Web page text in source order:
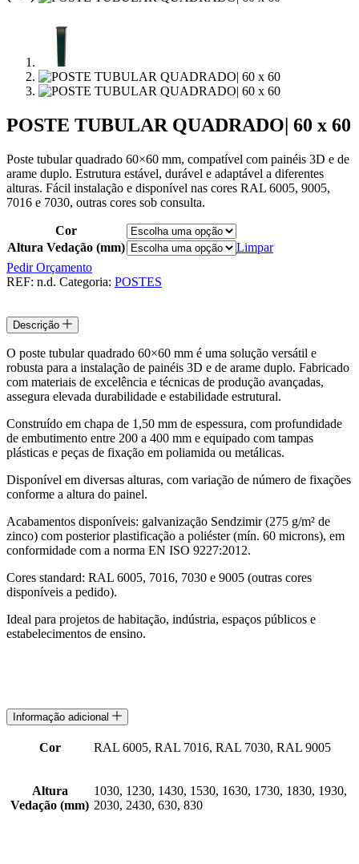
POSTE TUBULAR QUADRADO| 60 x 60
Poste tubular quadrado 60×60 mm, compatível com painéis 3D e de
arame duplo. Estrutura estável, durável e adaptável a diferentes
alturas. Fácil instalação e disponível nas cores RAL 6005, 9005,
7016 e 7030, outras cores sob consulta.
Cor
Altura Vedação (mm)
Limpar
Pedir Orçamento
REF: n.d. Categoria: POSTES
Descrição
O poste tubular quadrado 60×60 mm é uma solução versátil e
robusta para a instalação de painéis 3D e de arame duplo. Fabricado
com materiais de excelência e técnicas de produção avançadas,
assegura elevada durabilidade e estabilidade estrutural.
Construído em chapa de 1,50 mm de espessura, com profundidade
de embutimento entre 200 a 400 mm e equipado com tampas
plásticas e peças de fixação em poliamida ou metálicas.
Disponível em diversas alturas, com variação de número de fixações
conforme a altura do painel.
Acabamentos disponíveis: galvanização Sendzimir (275 g/m² de
zinco) com posterior plastificação a poliéster (mín. 60 microns), em
conformidade com a norma EN ISO 9227:2012.
Cores standard: RAL 6005, 7016, 7030 e 9005 (outras cores
disponíveis a pedido).
Ideal para projetos de habitação, indústria, espaços públicos e
estabelecimentos de ensino.
Informação adicional
Cor RAL 6005, RAL 7016, RAL 7030, RAL 9005
Altura
Vedação (mm)
1030, 1230, 1430, 1530, 1630, 1730, 1830, 1930,
2030, 2430, 630, 830